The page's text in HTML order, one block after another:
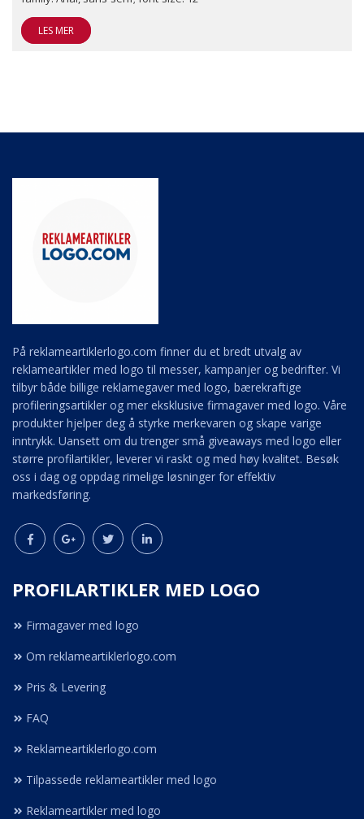
LES MER
På reklameartiklerlogo.com finner du et bredt utvalg av
reklameartikler med logo til messer, kampanjer og bedrifter. Vi
tilbyr både billige reklamegaver med logo, bærekraftige
profileringsartikler og mer eksklusive firmagaver med logo. Våre
produkter hjelper deg å styrke merkevaren og skape varige
inntrykk. Uansett om du trenger små giveaways med logo eller
større profilartikler, leverer vi raskt og med høy kvalitet. Besøk
oss i dag og oppdag rimelige løsninger for effektiv
markedsføring.
PROFILARTIKLER MED LOGO
Firmagaver med logo
Om reklameartiklerlogo.com
Pris & Levering
FAQ
Reklameartiklerlogo.com
Tilpassede reklameartikler med logo
Reklameartikler med logo